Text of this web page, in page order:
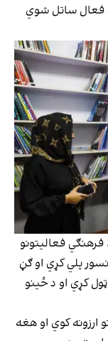
کتابتونونه فعال ساتل شوي
فرهنګي فعالیتونو
پلي کړي او ګڼ
کړي او د ځینو
ارزونه کوي او هغه